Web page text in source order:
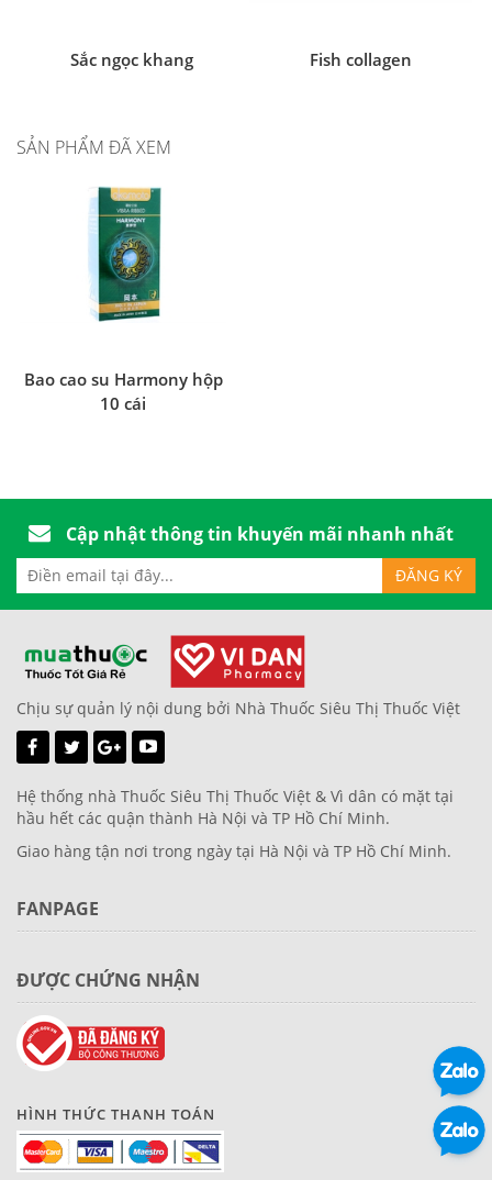
Sắc ngọc khang Fish collagen
SẢN PHẨM ĐÃ XEM
Bao cao su Harmony hộp
10 cái
Cập nhật thông tin khuyến mãi nhanh nhất
Chịu sự quản lý nội dung bởi Nhà Thuốc Siêu Thị Thuốc Việt
Hệ thống nhà Thuốc Siêu Thị Thuốc Việt & Vì dân có mặt tại
hầu hết các quận thành Hà Nội và TP Hồ Chí Minh.
Giao hàng tận nơi trong ngày tại Hà Nội và TP Hồ Chí Minh.
FANPAGE
ĐƯỢC CHỨNG NHẬN
HÌNH THỨC THANH TOÁN